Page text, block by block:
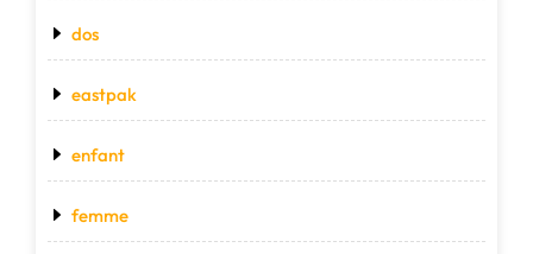
dos
eastpak
enfant
femme